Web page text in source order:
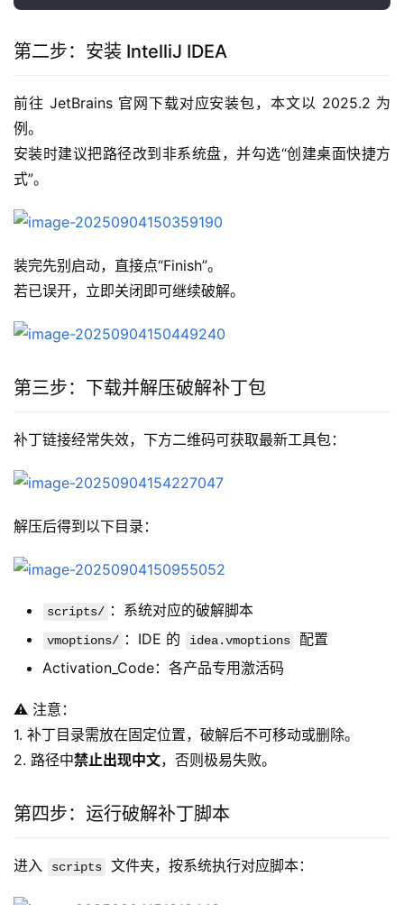
第二步：安装 IntelliJ IDEA
前往 JetBrains 官网下载对应安装包，本文以 2025.2 为
例。
安装时建议把路径改到非系统盘，并勾选“创建桌面快捷方
式”。
装完先别启动，直接点“Finish”。
若已误开，立即关闭即可继续破解。
第三步：下载并解压破解补丁包
补丁链接经常失效，下方二维码可获取最新工具包：
解压后得到以下目录：
scripts/ ：系统对应的破解脚本
vmoptions/ ：IDE 的 idea.vmoptions
配置
Activation_Code：各产品专用激活码
⚠️ 注意：
1. 补丁目录需放在固定位置，破解后不可移动或删除。
2. 路径中禁止出现中文，否则极易失败。
第四步：运行破解补丁脚本
进入 scripts 文件夹，按系统执行对应脚本：